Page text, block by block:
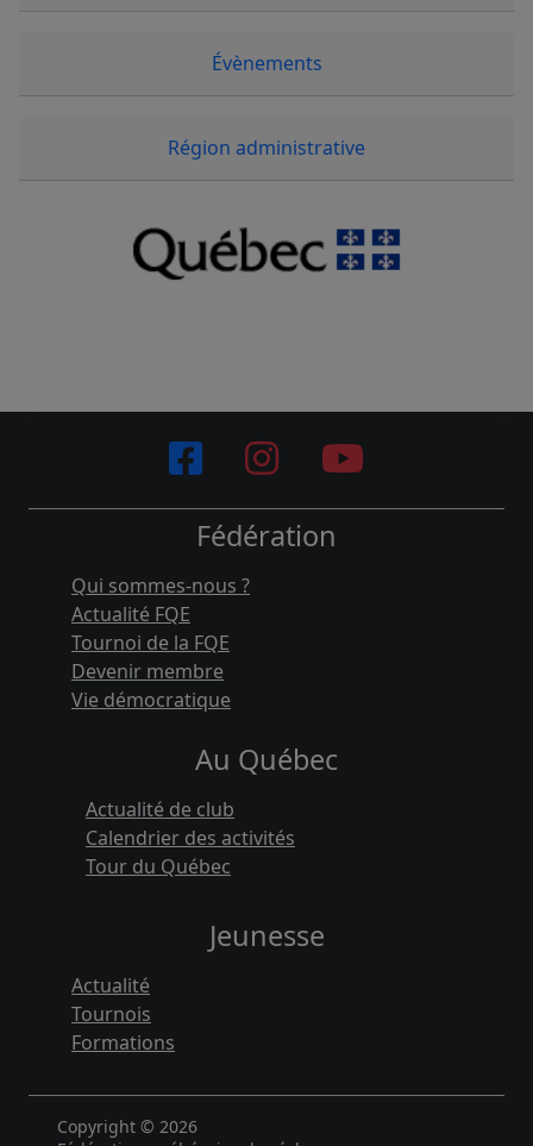
Évènements
Région administrative
Fédération
Qui sommes-nous ?
Actualité FQE
Tournoi de la FQE
Devenir membre
Vie démocratique
Au Québec
Actualité de club
Calendrier des activités
Tour du Québec
Jeunesse
Actualité
Tournois
Formations
Copyright © 2026